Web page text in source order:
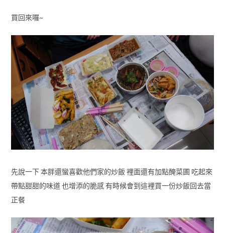
買回來囉~
先說一下 本胖還蠻喜歡他們家的炒飯 裡面還有加點醃菜圃 吃起來
帶點甜甜的味道 也增添的脆感 有時候會到這裡買一份炒飯回去當
正餐